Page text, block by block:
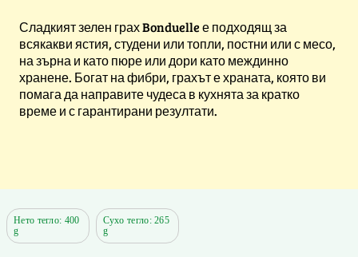
Сладкият зелен грах Bonduelle е подходящ за
всякакви ястия, студени или топли, постни или с месо,
на зърна и като пюре или дори като междинно
хранене. Богат на фибри, грахът е храната, която ви
помага да направите чудеса в кухнята за кратко
време и с гарантирани резултати.
Нето тегло: 400
g
Сухо тегло: 265
g